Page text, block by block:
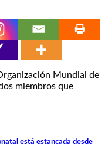
Mundial de
miembros que
está estancada desde